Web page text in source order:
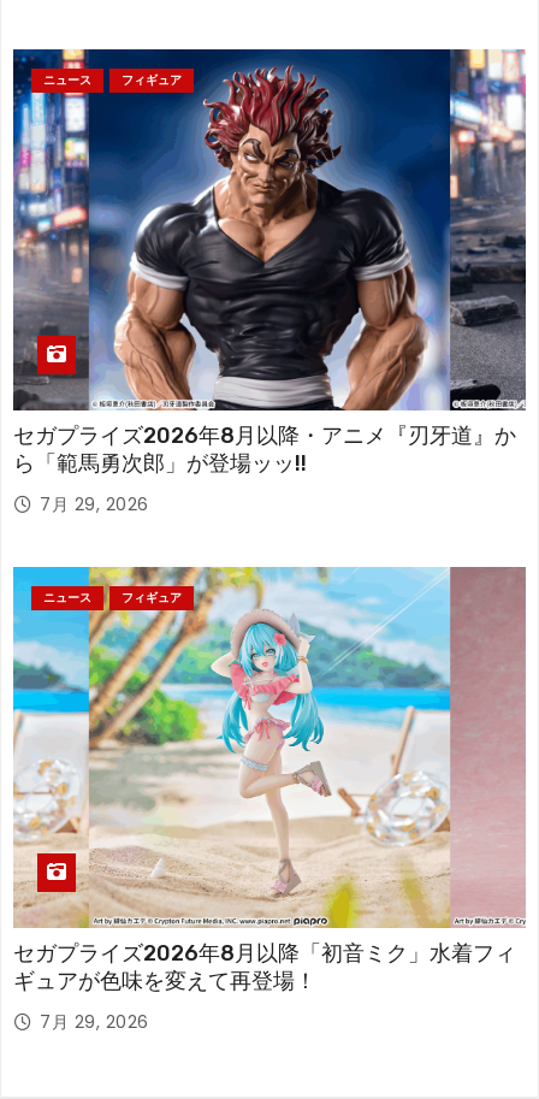
ニュース フィギュア
セガプライズ2026年8月以降・アニメ『刃牙道』か
ら「範馬勇次郎」が登場ッッ!!
7月 29, 2026
ニュース フィギュア
セガプライズ2026年8月以降「初音ミク」水着フィ
ギュアが色味を変えて再登場！
7月 29, 2026